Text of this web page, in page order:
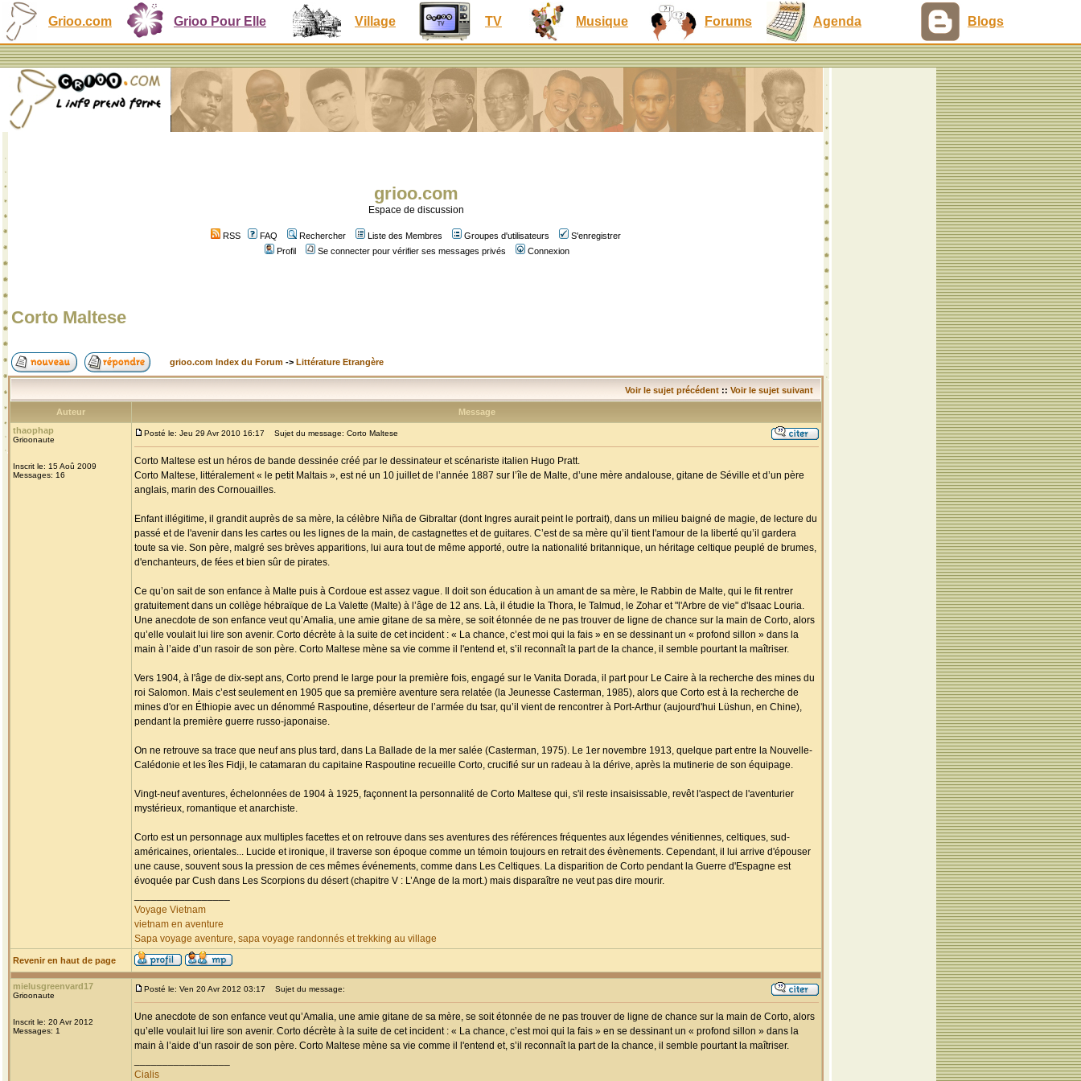
Grioo.com Grioo Pour Elle Village TV Musique Forums Agenda Blogs
grioo.com
Espace de discussion
RSS FAQ Rechercher Liste des Membres Groupes d'utilisateurs
S'enregistrer
Profil
Se connecter pour vérifier ses messages privés Connexion
Corto Maltese
grioo.com Index du Forum -> Littérature Etrangère
Voir le sujet précédent :: Voir le sujet suivant
Auteur
Message
thaophap
Grioonaute
Inscrit le: 15 Aoû 2009
Messages: 16
Posté le: Jeu 29 Avr 2010 16:17 Sujet du message: Corto Maltese
Corto Maltese est un héros de bande dessinée créé par le dessinateur et scénariste italien Hugo Pratt.
Corto Maltese, littéralement « le petit Maltais », est né un 10 juillet de l’année 1887 sur l’île de Malte, d’une mère andalouse, gitane de Séville et d’un père
anglais, marin des Cornouailles.
Enfant illégitime, il grandit auprès de sa mère, la célèbre Niña de Gibraltar (dont Ingres aurait peint le portrait), dans un milieu baigné de magie, de lecture du
passé et de l'avenir dans les cartes ou les lignes de la main, de castagnettes et de guitares. C’est de sa mère qu’il tient l'amour de la liberté qu’il gardera
toute sa vie. Son père, malgré ses brèves apparitions, lui aura tout de même apporté, outre la nationalité britannique, un héritage celtique peuplé de brumes,
d'enchanteurs, de fées et bien sûr de pirates.
Ce qu’on sait de son enfance à Malte puis à Cordoue est assez vague. Il doit son éducation à un amant de sa mère, le Rabbin de Malte, qui le fit rentrer
gratuitement dans un collège hébraïque de La Valette (Malte) à l’âge de 12 ans. Là, il étudie la Thora, le Talmud, le Zohar et "l'Arbre de vie" d'Isaac Louria.
Une anecdote de son enfance veut qu’Amalia, une amie gitane de sa mère, se soit étonnée de ne pas trouver de ligne de chance sur la main de Corto, alors
qu’elle voulait lui lire son avenir. Corto décrète à la suite de cet incident : « La chance, c’est moi qui la fais » en se dessinant un « profond sillon » dans la
main à l’aide d’un rasoir de son père. Corto Maltese mène sa vie comme il l'entend et, s’il reconnaît la part de la chance, il semble pourtant la maîtriser.
Vers 1904, à l'âge de dix-sept ans, Corto prend le large pour la première fois, engagé sur le Vanita Dorada, il part pour Le Caire à la recherche des mines du
roi Salomon. Mais c’est seulement en 1905 que sa première aventure sera relatée (la Jeunesse Casterman, 1985), alors que Corto est à la recherche de
mines d'or en Éthiopie avec un dénommé Raspoutine, déserteur de l’armée du tsar, qu’il vient de rencontrer à Port-Arthur (aujourd'hui Lüshun, en Chine),
pendant la première guerre russo-japonaise.
On ne retrouve sa trace que neuf ans plus tard, dans La Ballade de la mer salée (Casterman, 1975). Le 1er novembre 1913, quelque part entre la Nouvelle-
Calédonie et les îles Fidji, le catamaran du capitaine Raspoutine recueille Corto, crucifié sur un radeau à la dérive, après la mutinerie de son équipage.
Vingt-neuf aventures, échelonnées de 1904 à 1925, façonnent la personnalité de Corto Maltese qui, s'il reste insaisissable, revêt l'aspect de l'aventurier
mystérieux, romantique et anarchiste.
Corto est un personnage aux multiples facettes et on retrouve dans ses aventures des références fréquentes aux légendes vénitiennes, celtiques, sud-
américaines, orientales... Lucide et ironique, il traverse son époque comme un témoin toujours en retrait des évènements. Cependant, il lui arrive d'épouser
une cause, souvent sous la pression de ces mêmes événements, comme dans Les Celtiques. La disparition de Corto pendant la Guerre d'Espagne est
évoquée par Cush dans Les Scorpions du désert (chapitre V : L’Ange de la mort.) mais disparaître ne veut pas dire mourir.
Voyage Vietnam
vietnam en aventure
Sapa voyage aventure, sapa voyage randonnés et trekking au village
Revenir en haut de page
mielusgreenvard17
Grioonaute
Inscrit le: 20 Avr 2012
Messages: 1
Posté le: Ven 20 Avr 2012 03:17 Sujet du message:
Une anecdote de son enfance veut qu’Amalia, une amie gitane de sa mère, se soit étonnée de ne pas trouver de ligne de chance sur la main de Corto, alors
qu’elle voulait lui lire son avenir. Corto décrète à la suite de cet incident : « La chance, c’est moi qui la fais » en se dessinant un « profond sillon » dans la
main à l’aide d’un rasoir de son père. Corto Maltese mène sa vie comme il l'entend et, s’il reconnaît la part de la chance, il semble pourtant la maîtriser.
Cialis